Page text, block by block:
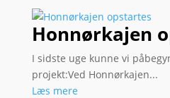
Honnørkajen
I sidste uge kunne vi
projekt:Ved Honnørkajen...
Læs mere